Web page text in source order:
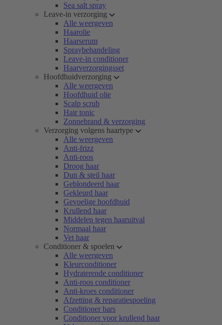
Sea salt spray
Leave-in verzorging
Alle weergeven
Haarolie
Haarserum
Spraybehandeling
Leave-in conditioner
Haarverzorgingsset
Hoofdhuidverzorging
Alle weergeven
Hoofdhuid olie
Scalp scrub
Hair tonic
Zonnebrand & verzorging
Verzorging volgens haartype
Alle weergeven
Anti-frizz
Anti-roos
Droog haar
Dun & steil haar
Geblondeerd haar
Gekleurd haar
Gevoelige hoofdhuid
Krullend haar
Middelen tegen haaruitval
Normaal haar
Vet haar
Conditioner & spoelen
Alle weergeven
Kleurconditioner
Hydraterende conditioner
Anti-roos conditioner
Anti-kroes conditioner
Afzetting & reparatiespoeling
Conditioner bars
Conditioner voor krullend haar